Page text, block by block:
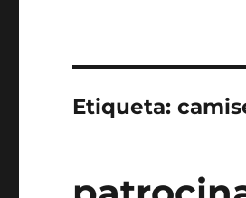
Etiqueta: